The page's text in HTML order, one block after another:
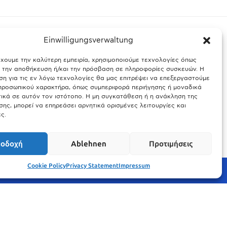
Einwilligungsverwaltung
την καλύτερη εμπειρία, χρησιμοποιούμε τεχνολογίες όπως
την αποθήκευση ή/και την πρόσβαση σε πληροφορίες συσκευών. Η
για τις εν λόγω τεχνολογίες θα μας επιτρέψει να επεξεργαστούμε
χαρακτήρα, όπως συμπεριφορά περιήγησης ή μοναδικά
σε αυτόν τον ιστότοπο. Η μη συγκατάθεση ή η ανάκληση της
μπορεί να επηρεάσει αρνητικά ορισμένες λειτουργίες και
Ablehnen Προτιμήσεις
Cookie PolicyPrivacy StatementImpressum
Θύελλα χτυπά το Μόναχο: Κίνδυνος από τους
ισχυρούς ανέμους και τις καταιγίδες
25.03.2026